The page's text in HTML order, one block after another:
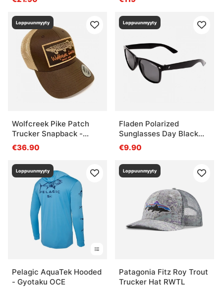
Loppuunmyyty
Wolfcreek Pike Patch
Trucker Snapback -
Brown/Khaki
€36.90
Loppuunmyyty
Fladen Polarized
Sunglasses Day Black
Frame Grey Lens
€9.90
Loppuunmyyty
Pelagic AquaTek Hooded
- Gyotaku OCE
Loppuunmyyty
Patagonia Fitz Roy Trout
Trucker Hat RWTL